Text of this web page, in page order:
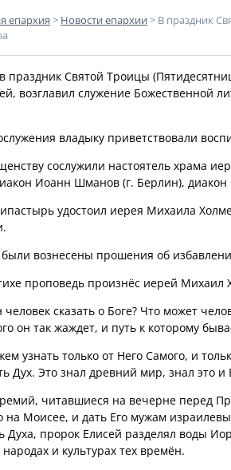
епархия > Новости епархии> В праздник
праздник Святой Троицы
возглавил служение Божественной
владыку приветствовали
сослужили настоятель храма
Иоанн Шманов (г. Берлин),
удостоил иерея Михаила
были вознесены прошения об
проповедь произнёс иерей Михаил
человек сказать о Боге? Что может
он так жаждет, и путь к которому
узнать только от Него Самого, и
Дух. Это знал древний мир, знал это и
читавшиеся на вечерне перед
на Моисее, и дать Его мужам
Духа, пророк Елисей разделял воды
народах и культурах тех времён.